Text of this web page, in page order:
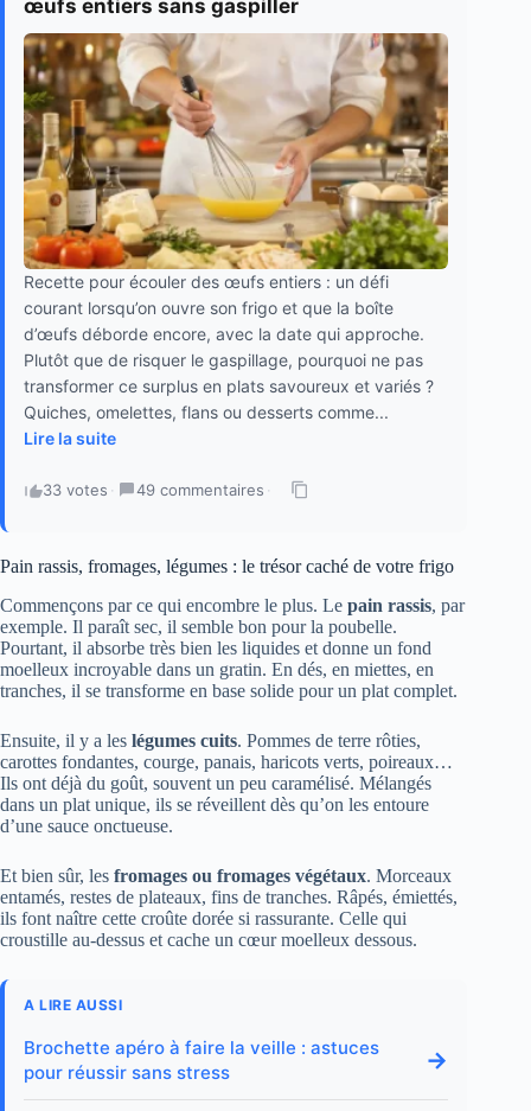
œufs entiers sans gaspiller
Recette pour écouler des œufs entiers : un défi
courant lorsqu’on ouvre son frigo et que la boîte
d’œufs déborde encore, avec la date qui approche.
Plutôt que de risquer le gaspillage, pourquoi ne pas
transformer ce surplus en plats savoureux et variés ?
Quiches, omelettes, flans ou desserts comme...
Lire la suite
33 votes · 49 commentaires ·
Pain rassis, fromages, légumes : le trésor caché de votre frigo
Commençons par ce qui encombre le plus. Le pain rassis, par
exemple. Il paraît sec, il semble bon pour la poubelle.
Pourtant, il absorbe très bien les liquides et donne un fond
moelleux incroyable dans un gratin. En dés, en miettes, en
tranches, il se transforme en base solide pour un plat complet.
Ensuite, il y a les légumes cuits. Pommes de terre rôties,
carottes fondantes, courge, panais, haricots verts, poireaux…
Ils ont déjà du goût, souvent un peu caramélisé. Mélangés
dans un plat unique, ils se réveillent dès qu’on les entoure
d’une sauce onctueuse.
Et bien sûr, les fromages ou fromages végétaux. Morceaux
entamés, restes de plateaux, fins de tranches. Râpés, émiettés,
ils font naître cette croûte dorée si rassurante. Celle qui
croustille au-dessus et cache un cœur moelleux dessous.
A LIRE AUSSI
Brochette apéro à faire la veille : astuces
pour réussir sans stress
→